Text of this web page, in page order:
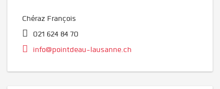
Chéraz François
021 624 84 70
info@pointdeau-lausanne.ch